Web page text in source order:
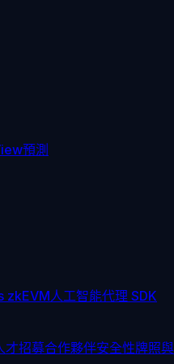
預測
zkEVM人工智能代理 SDK
才招募合作夥伴安全性牌照